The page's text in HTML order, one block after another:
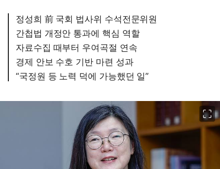
정성희 前 국회 법사위 수석전문위원
간첩법 개정안 통과에 핵심 역할
자료수집 때부터 우여곡절 연속
경제 안보 수호 기반 마련 성과
“국정원 등 노력 덕에 가능했던 일”